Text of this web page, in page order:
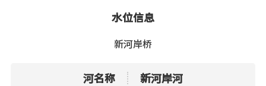
水位信息
新河岸桥
河名称 新河岸河